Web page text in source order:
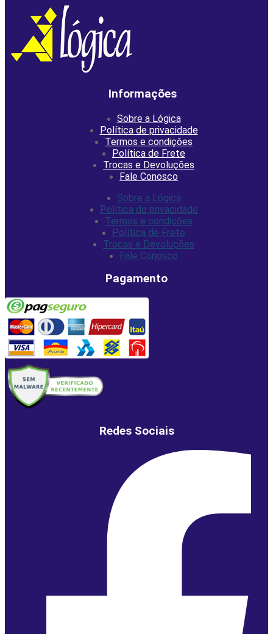
Informações
Sobre a Lógica
Política de privacidade
Termos e condições
Política de Frete
Trocas e Devoluções
Fale Conosco
Sobre a Lógica
Política de privacidade
Termos e condições
Política de Frete
Trocas e Devoluções
Fale Conosco
Pagamento
Redes Sociais